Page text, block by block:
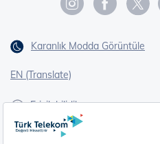
Karanlık Modda Görüntüle
EN (Translate)
Erişilebilirlik